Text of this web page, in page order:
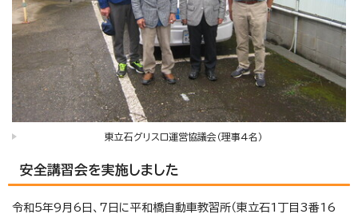
東立石グリスロ運営協議会（理事4名）
安全講習会を実施しました
令和5年9月6日、7日に平和橋自動車教習所（東立石1丁目3番16